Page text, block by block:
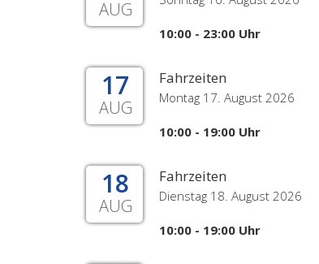
AUG
10:00 - 23:00 Uhr
17
AUG
Fahrzeiten
Montag 17. August 2026
10:00 - 19:00 Uhr
18
AUG
Fahrzeiten
Dienstag 18. August 2026
10:00 - 19:00 Uhr